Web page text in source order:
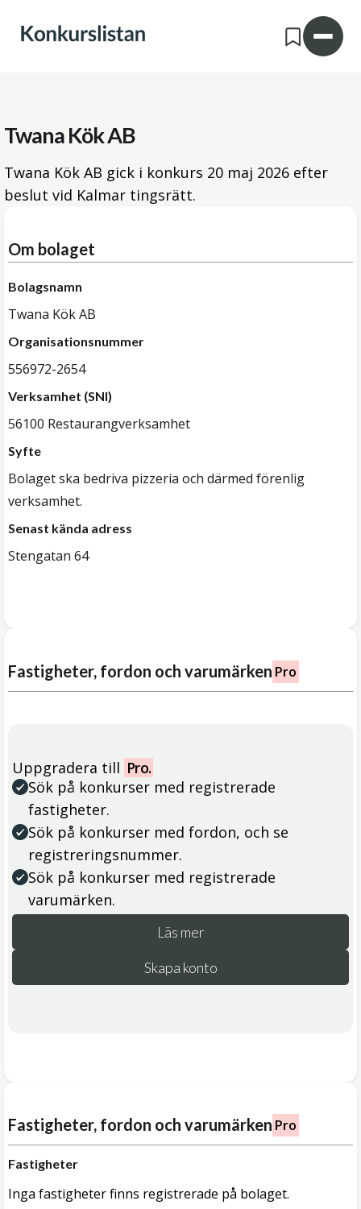
Twana Kök AB
Twana Kök AB gick i konkurs 20 maj 2026 efter
beslut vid Kalmar tingsrätt.
Om bolaget
Bolagsnamn
Twana Kök AB
Organisationsnummer
556972-2654
Verksamhet (SNI)
56100 Restaurangverksamhet
Syfte
Bolaget ska bedriva pizzeria och därmed förenlig
verksamhet.
Senast kända adress
Stengatan 64
Fastigheter, fordon och varumärken Pro
Uppgradera till Pro.
Sök på konkurser med registrerade
fastigheter.
Sök på konkurser med fordon, och se
registreringsnummer.
Sök på konkurser med registrerade
varumärken.
Läs mer
Skapa konto
Fastigheter, fordon och varumärken Pro
Fastigheter
Inga fastigheter finns registrerade på bolaget.